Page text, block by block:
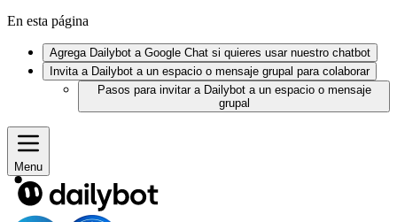
En esta página
Agrega Dailybot a Google Chat si quieres usar nuestro chatbot
Invita a Dailybot a un espacio o mensaje grupal para colaborar
Pasos para invitar a Dailybot a un espacio o mensaje
grupal
Menu